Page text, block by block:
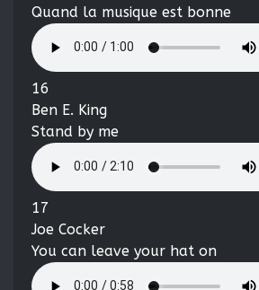
Quand la musique est bonne
16
Ben E. King
Stand by me
17
Joe Cocker
You can leave your hat on